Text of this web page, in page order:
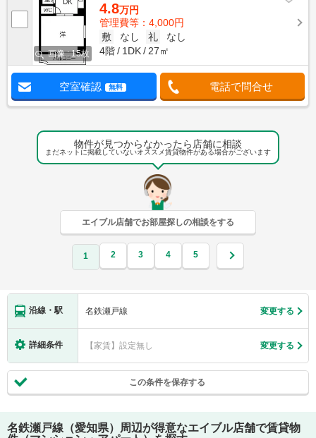
画像 : 15枚
4.8万円
管理費等：4,000円
敷
なし 礼
なし
4階
1DK 27㎡
空室確認 無料 電話で問合せ
物件が見つからなかったら店舗に相談
まだネットに掲載していないオススメ賃貸物件がある場合がございます
エイブル店舗でお部屋探しの相談をする
1 2 3 4 5
沿線・駅 名鉄瀬戸線 変更する
詳細条件 【家賃】設定無し 変更する
この条件を保存する
名鉄瀬戸線（愛知県）
周辺が得意なエイブル店舗で賃貸物